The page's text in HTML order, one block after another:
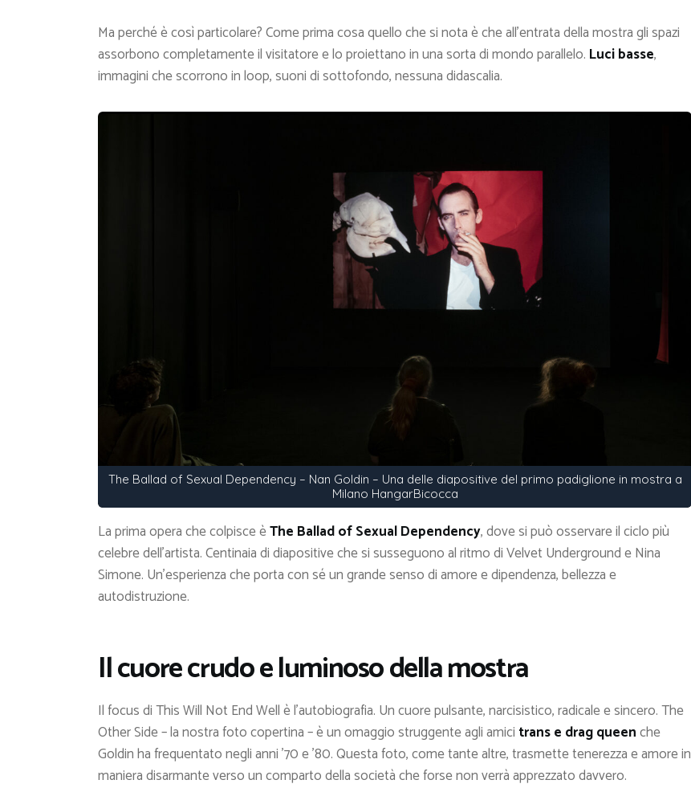
Ma perché è così particolare? Come prima cosa quello che si nota è che all’entrata della mostra gli spazi
assorbono completamente il visitatore e lo proiettano in una sorta di mondo parallelo. Luci basse,
immagini che scorrono in loop, suoni di sottofondo, nessuna didascalia.
The Ballad of Sexual Dependency – Nan Goldin – Una delle diapositive del primo padiglione in mostra a
Milano HangarBicocca
La prima opera che colpisce èThe Ballad of Sexual Dependency, dove si può osservare il ciclo più
celebre dell’artista. Centinaia di diapositive che si susseguono al ritmo di Velvet Underground e Nina
Simone. Un’esperienza che porta con sé un grande senso di amore e dipendenza, bellezza e
autodistruzione.
Il cuore crudo e luminoso della mostra
Il focus di This Will Not End Well è l’autobiografia. Un cuore pulsante, narcisistico, radicale e sincero. The
Other Side – la nostra foto copertina – è un omaggio struggente agli amici trans e drag queenche
Goldin ha frequentato negli anni ’70 e ’80. Questa foto, come tante altre, trasmette tenerezza e amore in
maniera disarmante verso un comparto della società che forse non verrà apprezzato davvero.